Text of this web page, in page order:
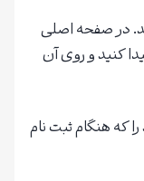
در صفحه اصلی
کنید و روی آن
که هنگام ثبت نام